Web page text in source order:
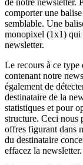
de notre newsletter.
comporter une
semblable. Une
monopixel (1x1) qui
newsletter.
Le recours à ce type
contenant notre
également de
destinataire de la
statistiques et pour
structure. Ceci nous
offres figurant dans
du destinataire
effacez la newsletter.